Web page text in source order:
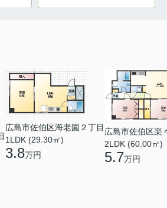
広島市佐伯区海老園２丁目
1LDK (29.30㎡)
3.8万円
広島市佐伯区楽
2LDK (60.00㎡)
5.7万円